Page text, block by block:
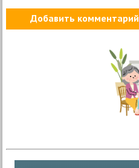
Добавить комментарий